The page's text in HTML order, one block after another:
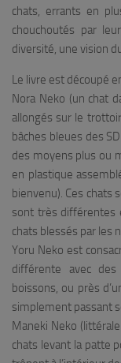
chats, errants en
chouchoutés par
diversité, une vision
Le livre est découpé
Nora Neko (un chat
allongés sur le
bâches bleues des
des moyens plus ou
en plastique
bienvenu). Ces chats
sont très différentes
chats blessés par les
Yoru Neko est
différente avec
boissons, ou près
simplement passant
Maneki Neko
chats levant la patte